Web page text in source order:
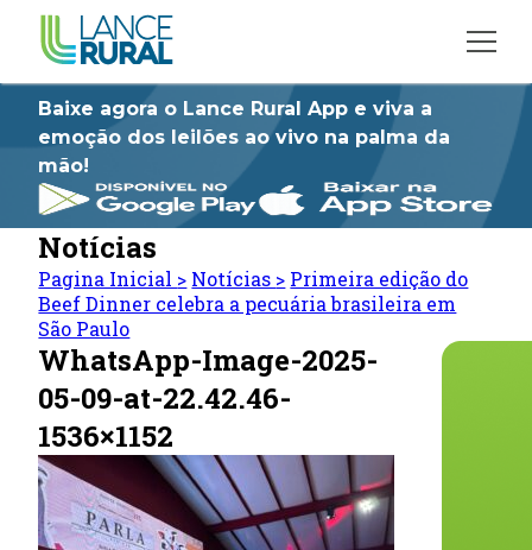
Baixe agora o Lance Rural App e viva a
emoção dos leilões ao vivo na palma da
mão!
Notícias
Pagina Inicial > Notícias > Primeira edição do
Beef Dinner celebra a pecuária brasileira em
São Paulo
WhatsApp-Image-2025-
05-09-at-22.42.46-
1536×1152